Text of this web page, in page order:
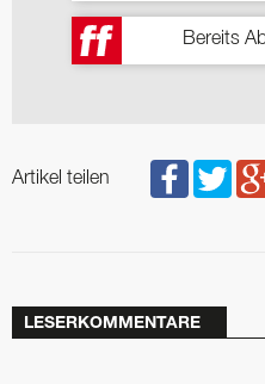
Bereits
Artikel teilen
LESERKOMMENTARE